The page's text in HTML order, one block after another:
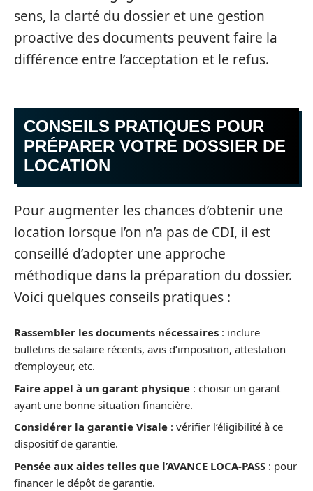
sens, la clarté du dossier et une gestion
proactive des documents peuvent faire la
différence entre l’acceptation et le refus.
CONSEILS PRATIQUES POUR
PRÉPARER VOTRE DOSSIER DE
LOCATION
Pour augmenter les chances d’obtenir une
location lorsque l’on n’a pas de CDI, il est
conseillé d’adopter une approche
méthodique dans la préparation du dossier.
Voici quelques conseils pratiques :
Rassembler les documents nécessaires : inclure
bulletins de salaire récents, avis d’imposition, attestation
d’employeur, etc.
Faire appel à un garant physique : choisir un garant
ayant une bonne situation financière.
Considérer la garantie Visale : vérifier l’éligibilité à ce
dispositif de garantie.
Pensée aux aides telles que l’AVANCE LOCA-PASS : pour
financer le dépôt de garantie.